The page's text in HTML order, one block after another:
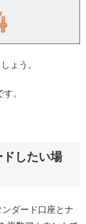
ょう。
。
したい場
ダード口座とナ